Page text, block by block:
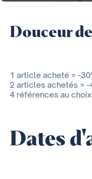
Douceur
1 article acheté = -
2 articles achetés = -
4 références au
Dates